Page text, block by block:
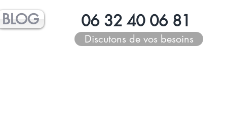
BLOG 06 32 40 06 81
Discutons de vos besoins